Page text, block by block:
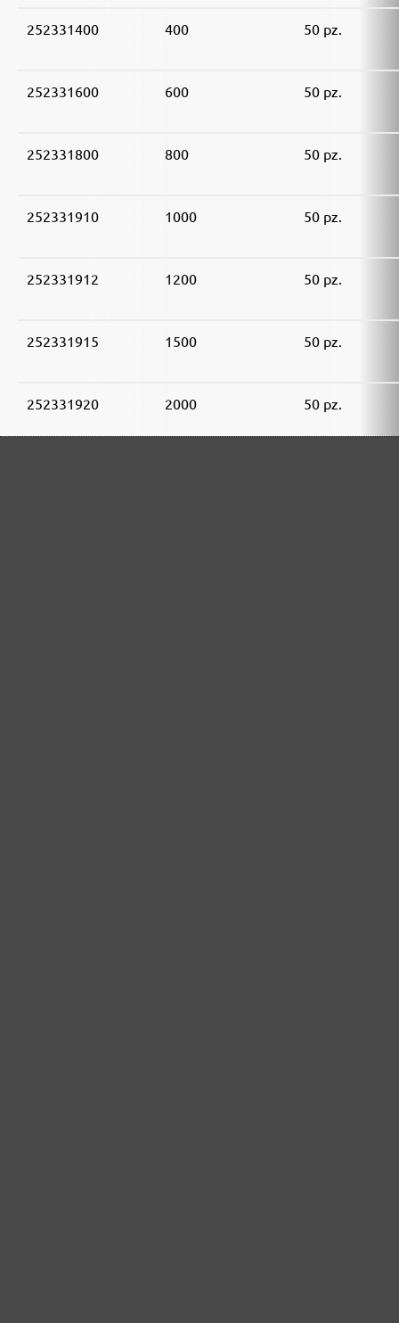
252331400 400 50 pz.
252331600 600 50 pz.
252331800 800 50 pz.
252331910 1000 50 pz.
252331912 1200 50 pz.
252331915 1500 50 pz.
252331920 2000 50 pz.